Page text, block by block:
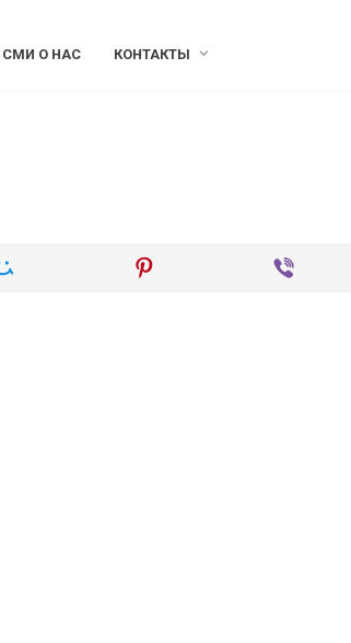
СМИ О НАС КОНТАКТЫ